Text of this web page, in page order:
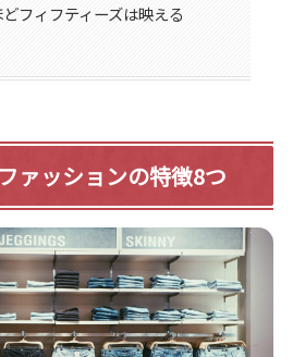
フィフティーズは映える
ァッションの特徴8つ